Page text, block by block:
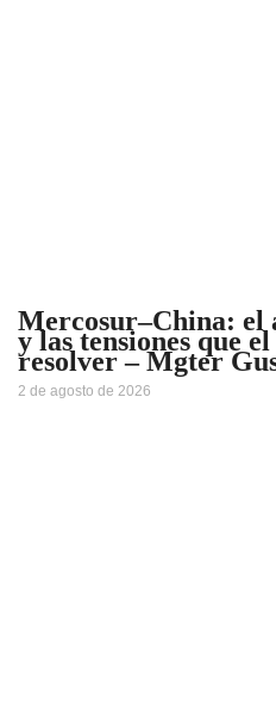
Mercosur–China: el
y las tensiones que
resolver – Mgter
2 de agosto de 2026